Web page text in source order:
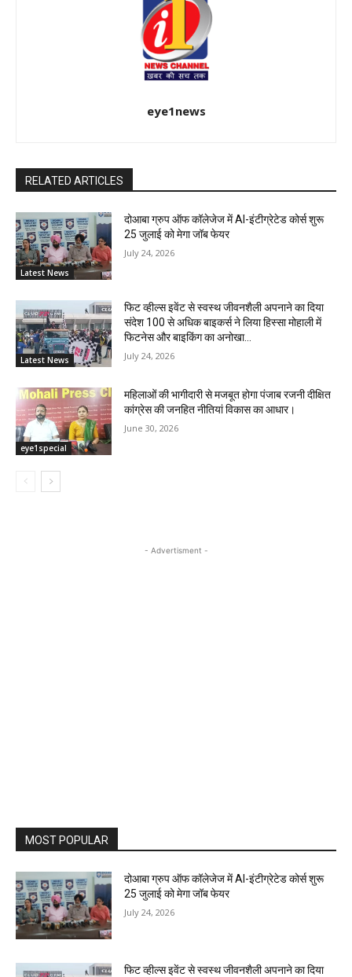
eye1news
RELATED ARTICLES
Latest News
दोआबा ग्रुप ऑफ कॉलेजेज में AI-इंटीग्रेटेड कोर्स शुरू
25 जुलाई को मेगा जॉब फेयर
July 24, 2026
Latest News
फिट व्हील्स इवेंट से स्वस्थ जीवनशैली अपनाने का दिया
संदेश 100 से अधिक बाइकर्स ने लिया हिस्सा मोहाली में
फिटनेस और बाइकिंग का अनोखा...
July 24, 2026
eye1special
महिलाओं की भागीदारी से मजबूत होगा पंजाब रजनी दीक्षित
कांग्रेस की जनहित नीतियां विकास का आधार।
June 30, 2026
- Advertisment -
MOST POPULAR
दोआबा ग्रुप ऑफ कॉलेजेज में AI-इंटीग्रेटेड कोर्स शुरू
25 जुलाई को मेगा जॉब फेयर
July 24, 2026
फिट व्हील्स इवेंट से स्वस्थ जीवनशैली अपनाने का दिया